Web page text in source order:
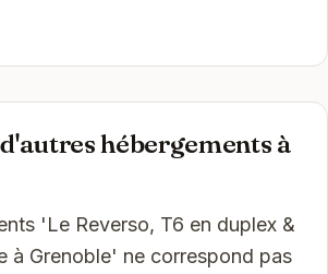
hébergements à
'Le Reverso, T6 en duplex &
à Grenoble' ne correspond pas